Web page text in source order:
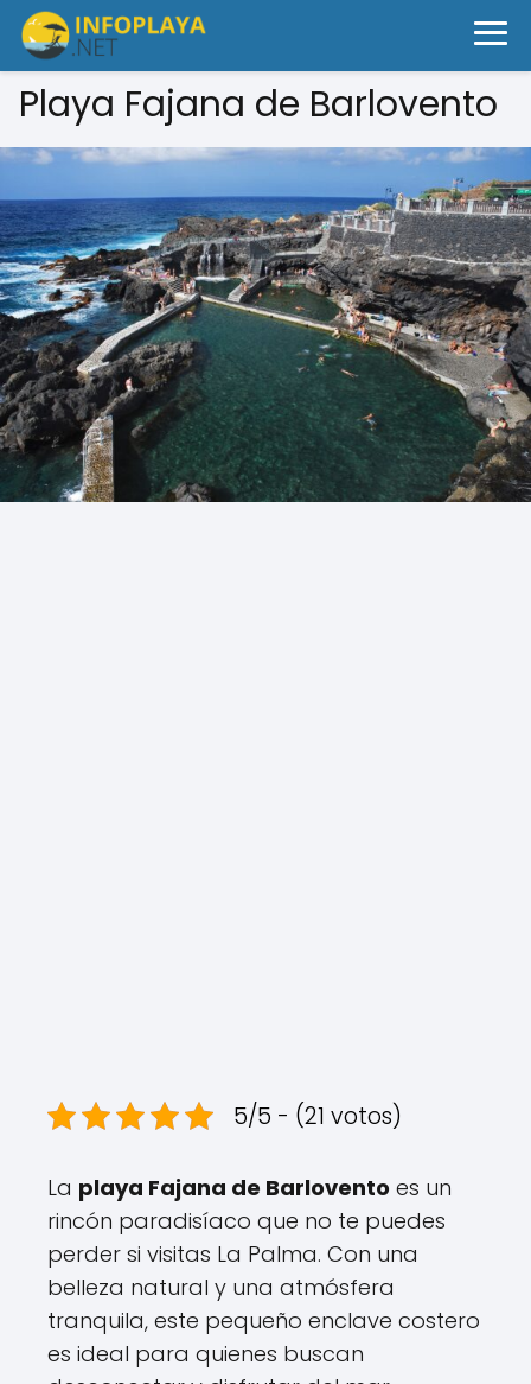
Playa Fajana de Barlovento
5/5 - (21 votos)
La playa Fajana de Barlovento es un
rincón paradisíaco que no te puedes
perder si visitas La Palma. Con una
belleza natural y una atmósfera
tranquila, este pequeño enclave costero
es ideal para quienes buscan